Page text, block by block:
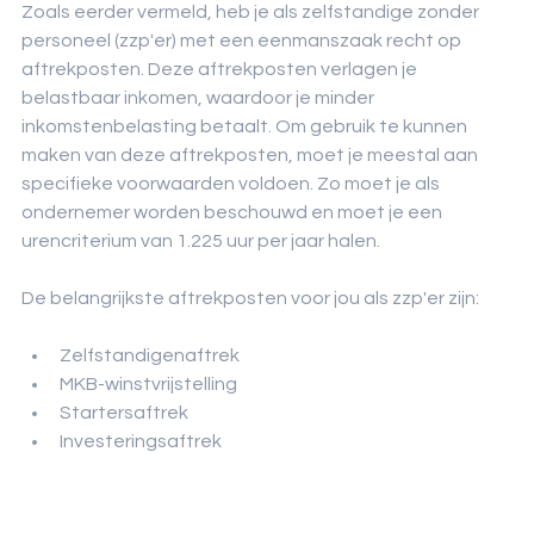
Zoals eerder vermeld, heb je als zelfstandige zonder
personeel (zzp'er) met een eenmanszaak recht op
aftrekposten. Deze aftrekposten verlagen je
belastbaar inkomen, waardoor je minder
inkomstenbelasting betaalt. Om gebruik te kunnen
maken van deze aftrekposten, moet je meestal aan
specifieke voorwaarden voldoen. Zo moet je als
ondernemer worden beschouwd en moet je een
urencriterium van 1.225 uur per jaar halen.
De belangrijkste aftrekposten voor jou als zzp'er zijn:
Zelfstandigenaftrek
MKB-winstvrijstelling
Startersaftrek
Investeringsaftrek